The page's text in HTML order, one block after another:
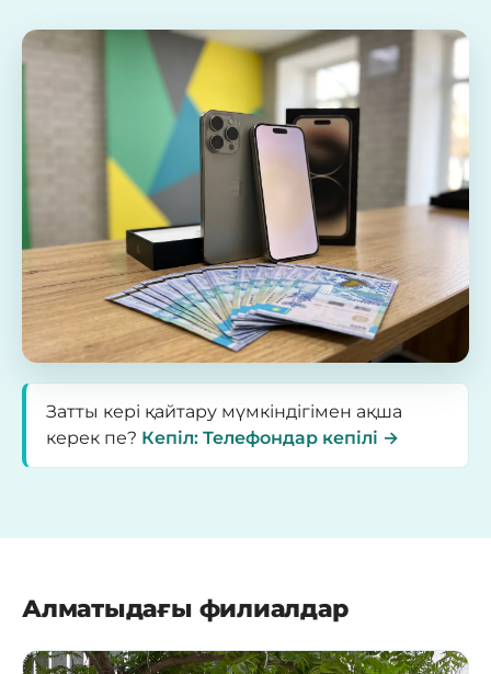
Затты кері қайтару мүмкіндігімен ақша
керек пе? Кепіл: Телефондар кепілі →
Алматыдағы филиалдар